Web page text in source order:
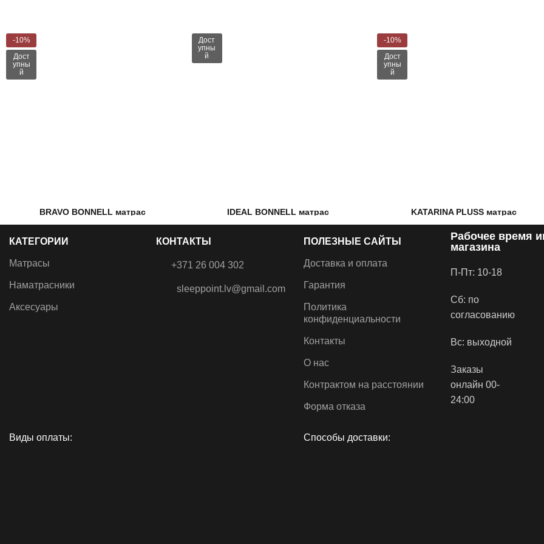
-10%
Дост
упны
й
BRAVO BONNELL матрас
€169.00
Наполнение: Кокосовая койра,
Пенополиуретан, Войлок и
Дост
упны
й
IDEAL BONNELL матрас
173.00
Наполнение: Пенополиуретан,
Войлок и Пружины Bonnell с
-10%
Дост
упны
й
KATARINA PLUSS матрас
158.00 – €313.00
Наполнение: Кокосовая койра,
вателин
КАТЕГОРИИ
Матрасы
Наматрасники
Аксесуары
КОНТАКТЫ
+371 26 004 302
sleeppoint.lv@gmail.com
ПОЛЕЗНЫЕ САЙТЫ
Доставка и оплата
Гарантия
Политика
конфиденциальности
Контакты
О нас
Контрактом на расстоянии
Форма отказа
Рабочее время
магазина
П-Пт: 10-18
Сб: по
согласованию
Вс: выходной
Заказы
онлайн 00-
24:00
Виды оплаты: Способы доставки: